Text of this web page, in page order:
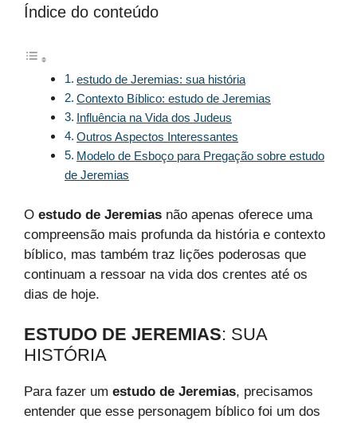
Índice do conteúdo
estudo de Jeremias: sua história
Contexto Bíblico: estudo de Jeremias
Influência na Vida dos Judeus
Outros Aspectos Interessantes
Modelo de Esboço para Pregação sobre estudo
de Jeremias
O estudo de Jeremias não apenas oferece uma
compreensão mais profunda da história e contexto
bíblico, mas também traz lições poderosas que
continuam a ressoar na vida dos crentes até os
dias de hoje.
ESTUDO DE JEREMIAS: SUA
HISTÓRIA
Para fazer um estudo de Jeremias, precisamos
entender que esse personagem bíblico foi um dos